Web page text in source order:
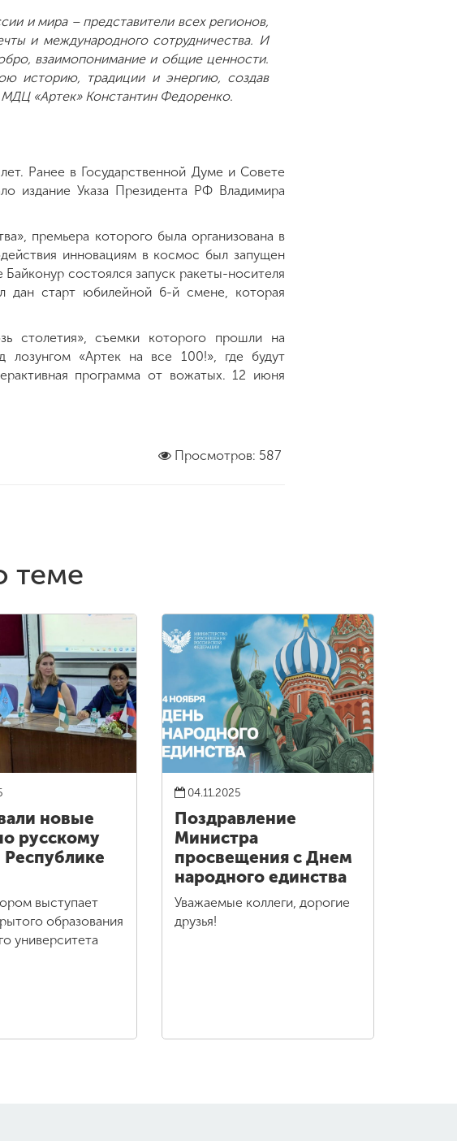
и мира – представители всех регионов,
и международного сотрудничества. И
взаимопонимание и общие ценности.
историю, традиции и энергию, создав
«Артек» Константин Федоренко.
Ранее в Государственной Думе и Совете
издание Указа Президента РФ Владимира
премьера которого была организована в
инновациям в космос был запущен
состоялся запуск ракеты-носителя
старт юбилейной 6-й смене, которая
столетия», съемки которого прошли на
«Артек на все 100!», где будут
программа от вожатых. 12 июня
Просмотров: 587
теме
новые
русскому
Республике
выступает
образования
университета
04.11.2025
Поздравление
Министра
просвещения с Днем
народного единства
Уважаемые коллеги, дорогие
друзья!